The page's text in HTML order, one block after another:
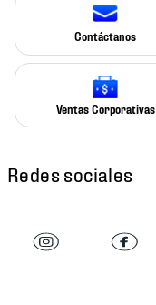
Contáctanos
Ventas Corporativas
Redes sociales